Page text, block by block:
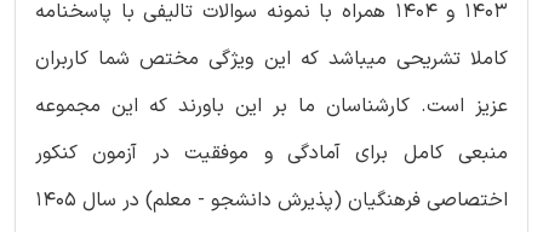
1403 و 1404 همراه با نمونه سوالات تالیفی با پاسخنامه
کاملا تشریحی میباشد که این ویژگی مختص شما کاربران
عزیز است. کارشناسان ما بر این باورند که این مجموعه
منبعی کامل برای آمادگی و موفقیت در آزمون کنکور
اختصاصی فرهنگیان (پذیرش دانشجو - معلم) در سال 1405